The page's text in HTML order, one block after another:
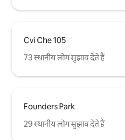
Cvi Che 105
73 स्थानीय लोग सुझाव देते हैं
Founders Park
29 स्थानीय लोग सुझाव देते हैं